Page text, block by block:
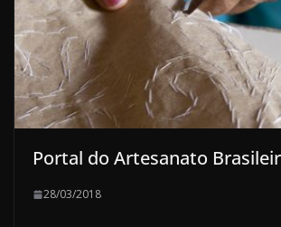
Portal do Artesanato
28/03/2018